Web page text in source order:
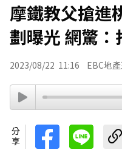
摩鐵教父搶進
劃曝光 網驚
2023/08/22 11:16 EBC地
分享